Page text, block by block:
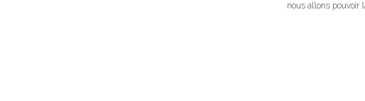
nous allons pouvoir